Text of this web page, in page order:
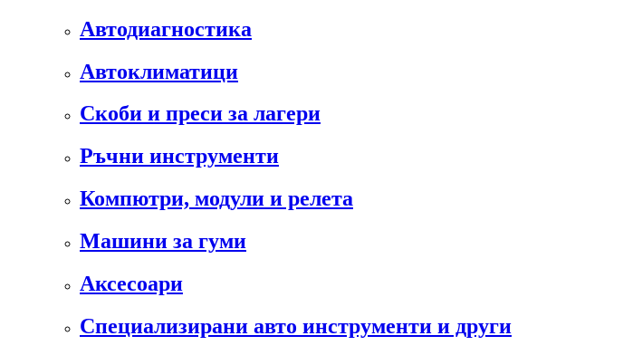
Автодиагностика
Автоклиматици
Скоби и преси за лагери
Ръчни инструменти
Компютри, модули и релета
Машини за гуми
Аксесоари
Специализирани авто инструменти и други